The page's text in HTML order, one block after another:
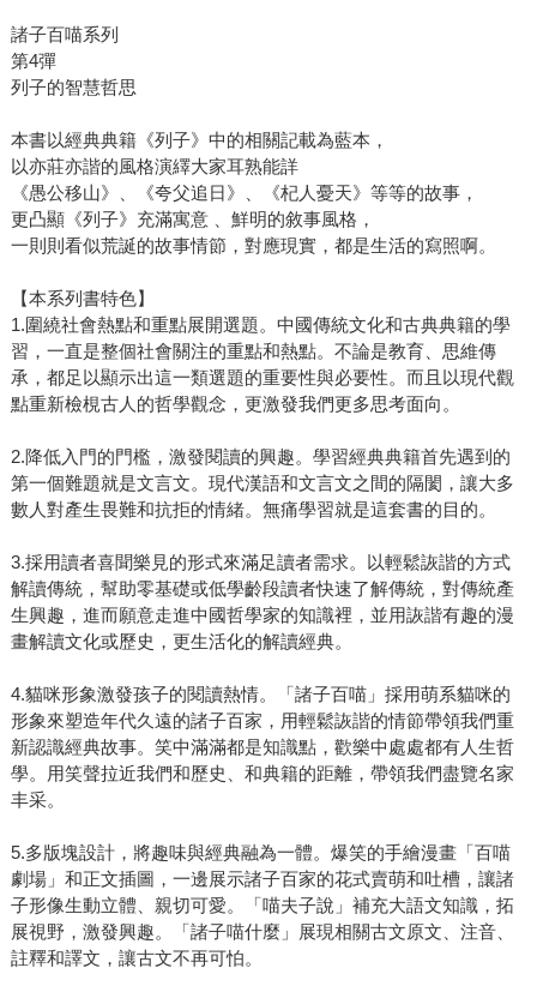
諸子百喵系列
第4彈
列子的智慧哲思
本書以經典典籍《列子》中的相關記載為藍本，
以亦莊亦諧的風格演繹大家耳熟能詳
《愚公移山》、《夸父追日》、《杞人憂天》等等的故事，
更凸顯《列子》充滿寓意 、鮮明的敘事風格，
一則則看似荒誕的故事情節，對應現實，都是生活的寫照啊。
【本系列書特色】
1.圍繞社會熱點和重點展開選題。中國傳統文化和古典典籍的學
習，一直是整個社會關注的重點和熱點。不論是教育、思維傳
承，都足以顯示出這一類選題的重要性與必要性。而且以現代觀
點重新檢梘古人的哲學觀念，更激發我們更多思考面向。
2.降低入門的門檻，激發閱讀的興趣。學習經典典籍首先遇到的
第一個難題就是文言文。現代漢語和文言文之間的隔閡，讓大多
數人對產生畏難和抗拒的情緒。無痛學習就是這套書的目的。
3.採用讀者喜聞樂見的形式來滿足讀者需求。以輕鬆詼諧的方式
解讀傳統，幫助零基礎或低學齡段讀者快速了解傳統，對傳統產
生興趣，進而願意走進中國哲學家的知識裡，並用詼諧有趣的漫
畫解讀文化或歷史，更生活化的解讀經典。
4.貓咪形象激發孩子的閱讀熱情。「諸子百喵」採用萌系貓咪的
形象來塑造年代久遠的諸子百家，用輕鬆詼諧的情節帶領我們重
新認識經典故事。笑中滿滿都是知識點，歡樂中處處都有人生哲
學。用笑聲拉近我們和歷史、和典籍的距離，帶領我們盡覽名家
丰采。
5.多版塊設計，將趣味與經典融為一體。爆笑的手繪漫畫「百喵
劇場」和正文插圖，一邊展示諸子百家的花式賣萌和吐槽，讓諸
子形像生動立體、親切可愛。「喵夫子說」補充大語文知識，拓
展視野，激發興趣。「諸子喵什麼」展現相關古文原文、注音、
註釋和譯文，讓古文不再可怕。